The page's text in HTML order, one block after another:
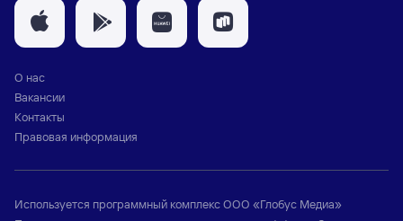
О нас
Вакансии
Контакты
Правовая информация
Используется программный комплексООО «Глобус Медиа»